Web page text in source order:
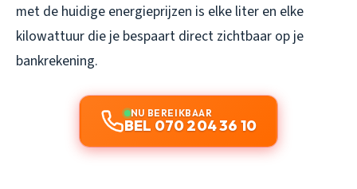
met de huidige energieprijzen is elke liter en elke
kilowattuur die je bespaart direct zichtbaar op je
bankrekening.
NU BEREIKBAAR
BEL 070 204 36 10